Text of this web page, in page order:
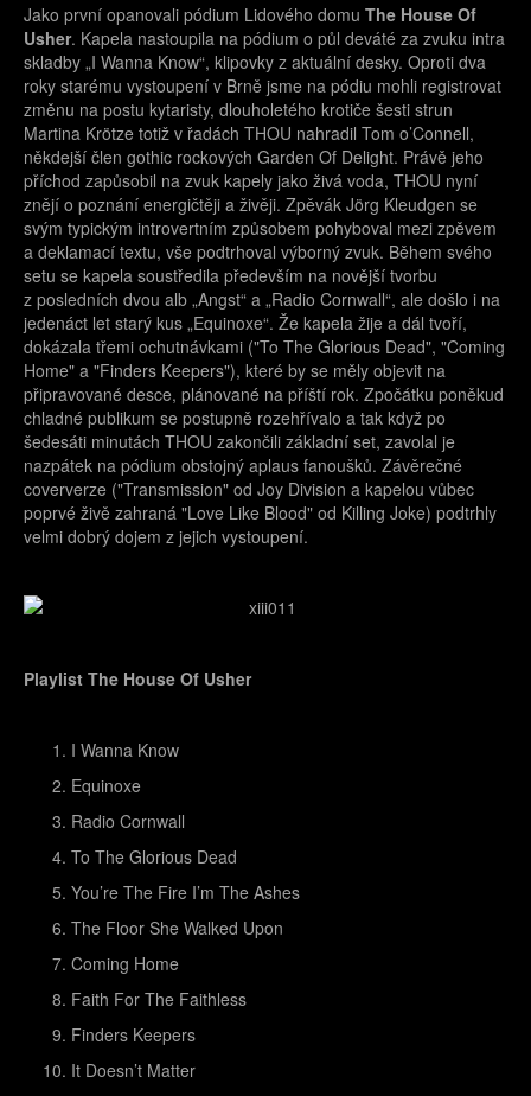
Jako první opanovali pódium Lidového domu The House Of
Usher. Kapela nastoupila na pódium o půl deváté za zvuku intra
skladby „I Wanna Know“, klipovky z aktuální desky. Oproti dva
roky starému vystoupení v Brně jsme na pódiu mohli registrovat
změnu na postu kytaristy, dlouholetého krotiče šesti strun
Martina Krötze totiž v řadách THOU nahradil Tom o’Connell,
někdejší člen gothic rockových Garden Of Delight. Právě jeho
příchod zapůsobil na zvuk kapely jako živá voda, THOU nyní
znějí o poznání energičtěji a živěji. Zpěvák Jörg Kleudgen se
svým typickým introvertním způsobem pohyboval mezi zpěvem
a deklamací textu, vše podtrhoval výborný zvuk. Během svého
setu se kapela soustředila především na novější tvorbu
z posledních dvou alb „Angst“ a „Radio Cornwall“, ale došlo i na
jedenáct let starý kus „Equinoxe“. Že kapela žije a dál tvoří,
dokázala třemi ochutnávkami ("To The Glorious Dead", "Coming
Home" a "Finders Keepers"), které by se měly objevit na
připravované desce, plánované na příští rok. Zpočátku poněkud
chladné publikum se postupně rozehřívalo a tak když po
šedesáti minutách THOU zakončili základní set, zavolal je
nazpátek na pódium obstojný aplaus fanoušků. Závěrečné
coververze ("Transmission" od Joy Division a kapelou vůbec
poprvé živě zahraná "Love Like Blood" od Killing Joke) podtrhly
velmi dobrý dojem z jejich vystoupení.
Playlist The House Of Usher
I Wanna Know
Equinoxe
Radio Cornwall
To The Glorious Dead
You’re The Fire I’m The Ashes
The Floor She Walked Upon
Coming Home
Faith For The Faithless
Finders Keepers
It Doesn’t Matter